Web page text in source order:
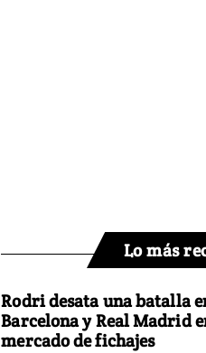
Lo más
Rodri desata una batalla
Barcelona y Real Madrid
mercado de fichajes